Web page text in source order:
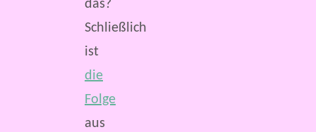
das?
Schließlich
ist
die
Folge
aus